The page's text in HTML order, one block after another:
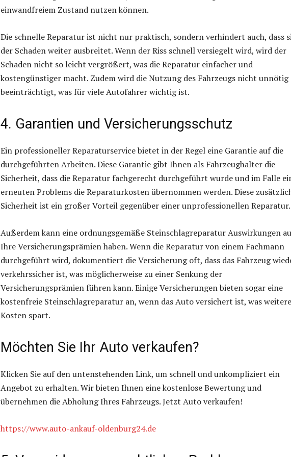
einwandfreiem Zustand nutzen können.
Die schnelle Reparatur ist nicht nur praktisch, sondern verhindert auch, dass
der Schaden weiter ausbreitet. Wenn der Riss schnell versiegelt wird, wird der
Schaden nicht so leicht vergrößert, was die Reparatur einfacher und
kostengünstiger macht. Zudem wird die Nutzung des Fahrzeugs nicht unnötig
beeinträchtigt, was für viele Autofahrer wichtig ist.
4. Garantien und Versicherungsschutz
Ein professioneller Reparaturservice bietet in der Regel eine Garantie auf die
durchgeführten Arbeiten. Diese Garantie gibt Ihnen als Fahrzeughalter die
Sicherheit, dass die Reparatur fachgerecht durchgeführt wurde und im Falle
erneuten Problems die Reparaturkosten übernommen werden. Diese
Sicherheit ist ein großer Vorteil gegenüber einer unprofessionellen Reparatur.
Außerdem kann eine ordnungsgemäße Steinschlagreparatur Auswirkungen
Ihre Versicherungsprämien haben. Wenn die Reparatur von einem Fachmann
durchgeführt wird, dokumentiert die Versicherung oft, dass das Fahrzeug
verkehrssicher ist, was möglicherweise zu einer Senkung der
Versicherungsprämien führen kann. Einige Versicherungen bieten sogar eine
kostenfreie Steinschlagreparatur an, wenn das Auto versichert ist, was weitere
Kosten spart.
Möchten Sie Ihr Auto verkaufen?
Klicken Sie auf den untenstehenden Link, um schnell und unkompliziert ein
Angebot zu erhalten. Wir bieten Ihnen eine kostenlose Bewertung und
übernehmen die Abholung Ihres Fahrzeugs. Jetzt Auto verkaufen!
https://www.auto-ankauf-oldenburg24.de